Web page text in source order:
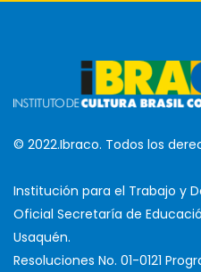
© 2022.Ibraco. Todos los
Institución para el Trabajo y
Oficial Secretaría de
Usaquén.
Resoluciones No. 01-0121